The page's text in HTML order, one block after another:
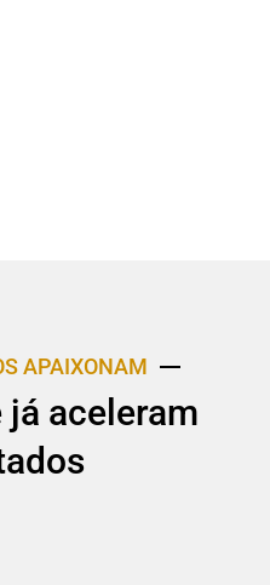
APAIXONAM
aceleram